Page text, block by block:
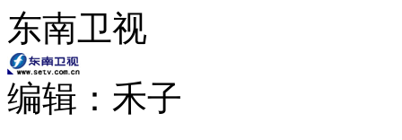
东南卫视
编辑：禾子